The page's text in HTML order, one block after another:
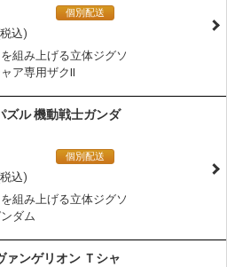
個別配送
組み上げる立体ジグソ
ア専用ザクII
ズル 機動戦士ガンダ
個別配送
組み上げる立体ジグソ
ダム
ァンゲリオン Ｔシャ